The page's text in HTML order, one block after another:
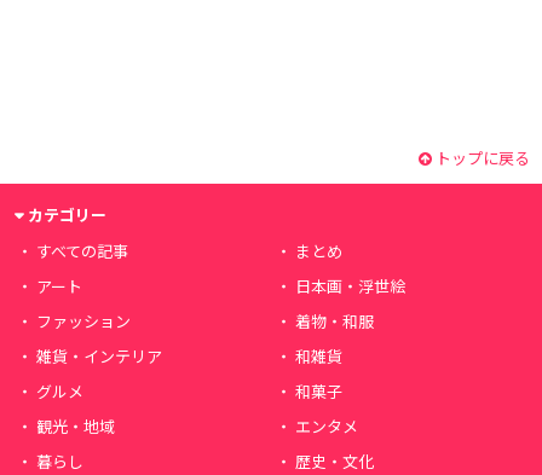
トップに戻る
カテゴリー
すべての記事
まとめ
アート
日本画・浮世絵
ファッション
着物・和服
雑貨・インテリア
和雑貨
グルメ
和菓子
観光・地域
エンタメ
暮らし
歴史・文化